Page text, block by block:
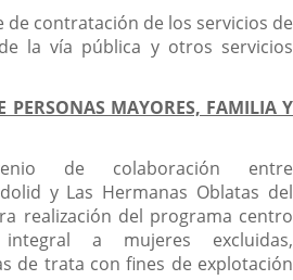
de contratación de los servicios de
la vía pública y otros servicios
PERSONAS MAYORES, FAMILIA Y
de colaboración entre
y Las Hermanas Oblatas del
realización del programa centro
a mujeres excluidas,
de trata con fines de explotación